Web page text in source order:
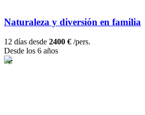
Naturaleza y diversión en familia
12 días desde 2400 € /pers.
Desde los 6 años